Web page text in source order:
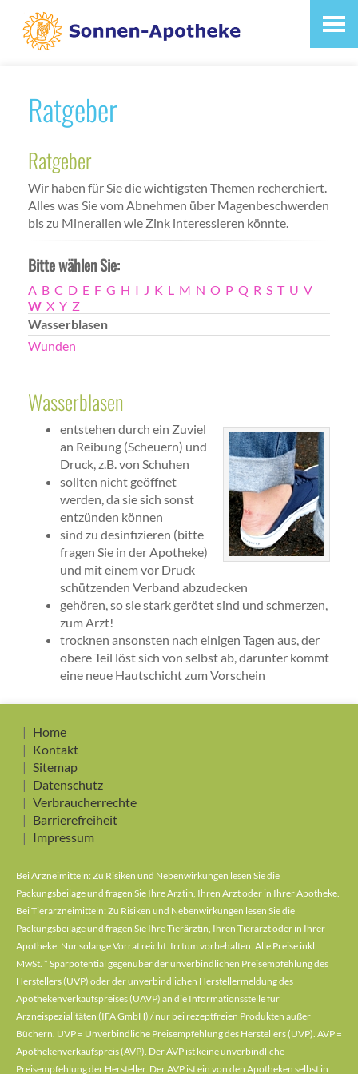
Ratgeber
Ratgeber
Wir haben für Sie die wichtigsten Themen recherchiert.
Alles was Sie vom Abnehmen über Magenbeschwerden
bis zu Mineralien wie Zink interessieren könnte.
Bitte wählen Sie:
A B C D E F G H I J K L M N O P Q R S T U V
W X Y Z
Wasserblasen
Wunden
Wasserblasen
entstehen durch ein Zuviel
an Reibung (Scheuern) und
Druck, z.B. von Schuhen
sollten nicht geöffnet
werden, da sie sich sonst
entzünden können
sind zu desinfizieren (bitte
fragen Sie in der Apotheke)
und mit einem vor Druck
schützenden Verband abzudecken
gehören, so sie stark gerötet sind und schmerzen,
zum Arzt!
trocknen ansonsten nach einigen Tagen aus, der
obere Teil löst sich von selbst ab, darunter kommt
eine neue Hautschicht zum Vorschein
Home
Kontakt
Sitemap
Datenschutz
Verbraucherrechte
Barrierefreiheit
Impressum
Bei Arzneimitteln: Zu Risiken und Nebenwirkungen lesen Sie die
Packungsbeilage und fragen Sie Ihre Ärztin, Ihren Arzt oder in Ihrer Apotheke.
Bei Tierarzneimitteln: Zu Risiken und Nebenwirkungen lesen Sie die
Packungsbeilage und fragen Sie Ihre Tierärztin, Ihren Tierarzt oder in Ihrer
Apotheke. Nur solange Vorrat reicht. Irrtum vorbehalten. Alle Preise inkl.
MwSt. * Sparpotential gegenüber der unverbindlichen Preisempfehlung des
Herstellers (UVP) oder der unverbindlichen Herstellermeldung des
Apothekenverkaufspreises (UAVP) an die Informationsstelle für
Arzneispezialitäten (IFA GmbH) / nur bei rezeptfreien Produkten außer
Büchern. UVP = Unverbindliche Preisempfehlung des Herstellers (UVP). AVP =
Apothekenverkaufspreis (AVP). Der AVP ist keine unverbindliche
Preisempfehlung der Hersteller. Der AVP ist ein von den Apotheken selbst in